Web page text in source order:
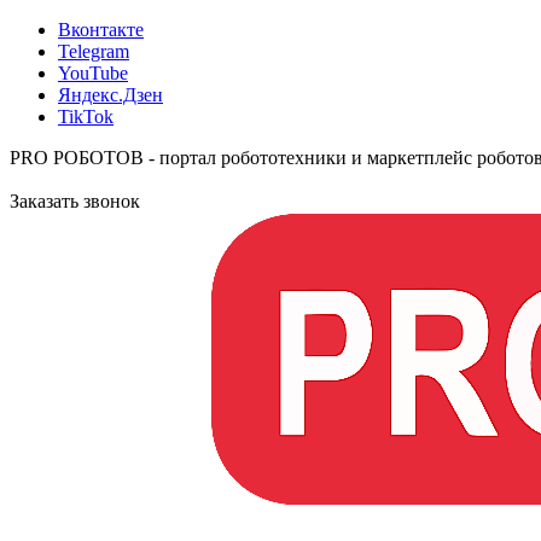
Вконтакте
Telegram
YouTube
Яндекс.Дзен
TikTok
PRO РОБОТОВ - портал робототехники и маркетплейс
Заказать звонок